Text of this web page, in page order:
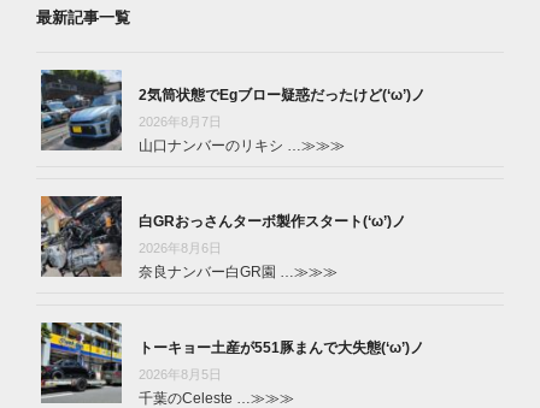
最新記事一覧
2気筒状態でEgブロー疑惑だったけど(‘ω’)ノ
2026年8月7日
山口ナンバーのリキシ …≫≫≫
白GRおっさんターボ製作スタート(‘ω’)ノ
2026年8月6日
奈良ナンバー白GR園 …≫≫≫
トーキョー土産が551豚まんで大失態(‘ω’)ノ
2026年8月5日
千葉のCeleste …≫≫≫